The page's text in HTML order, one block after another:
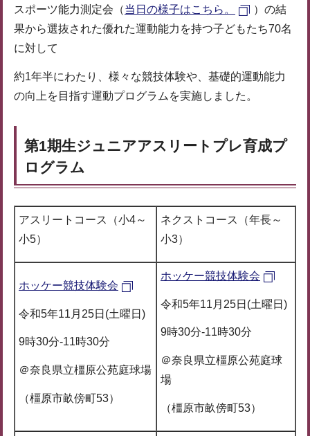
スポーツ能力測定会（当日の様子はこちら。
）の結
果から選抜された優れた運動能力を持つ子どもたち70名
に対して
約1年半にわたり、様々な競技体験や、基礎的運動能力
の向上を目指す運動プログラムを実施しました。
第1期生ジュニアアスリートプレ育成プ
ログラム
アスリートコース（小4～
小5）
ネクストコース（年長～
小3）
ホッケー競技体験会
令和5年11月25日(土曜日)
9時30分-11時30分
＠奈良県立橿原公苑庭球場
（橿原市畝傍町53）
ホッケー競技体験会
令和5年11月25日(土曜日)
9時30分-11時30分
＠奈良県立橿原公苑庭球
場
（橿原市畝傍町53）